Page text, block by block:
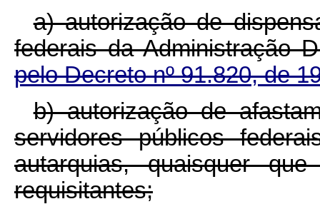
a)autorização de
federais da Administração
pelo Decreto nº 91.820, de
b) autorização de
servidores públicos
autarquias, quaisquer
requisitantes;